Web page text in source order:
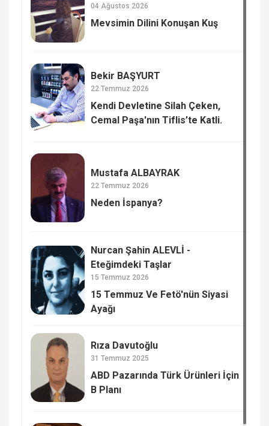
04 Ağustos 2026
Mevsimin Dilini Konuşan Kuş
Bekir BAŞYURT
22 Temmuz 2026
Kendi Devletine Silah Çeken,
Cemal Paşa'nın Tiflis’te Katli.
Mustafa ALBAYRAK
22 Temmuz 2026
Neden İspanya?
Nurcan Şahin ALEVLİ -
Eteğimdeki Taşlar
15 Temmuz 2026
15 Temmuz Ve Fetö'nün Siyasi
Ayağı
Rıza Davutoğlu
31 Temmuz 2025
ABD Pazarında Türk Ürünleri İçin
B Planı